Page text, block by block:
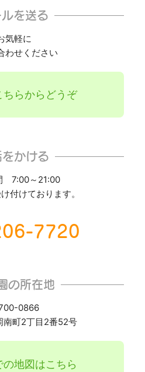
ルを送る
気軽に
わせください
ちらからどうぞ
をかける
7:00～21:00
付けております。
7720
の所在地
0866
南町2丁目2番52号
地図はこちら